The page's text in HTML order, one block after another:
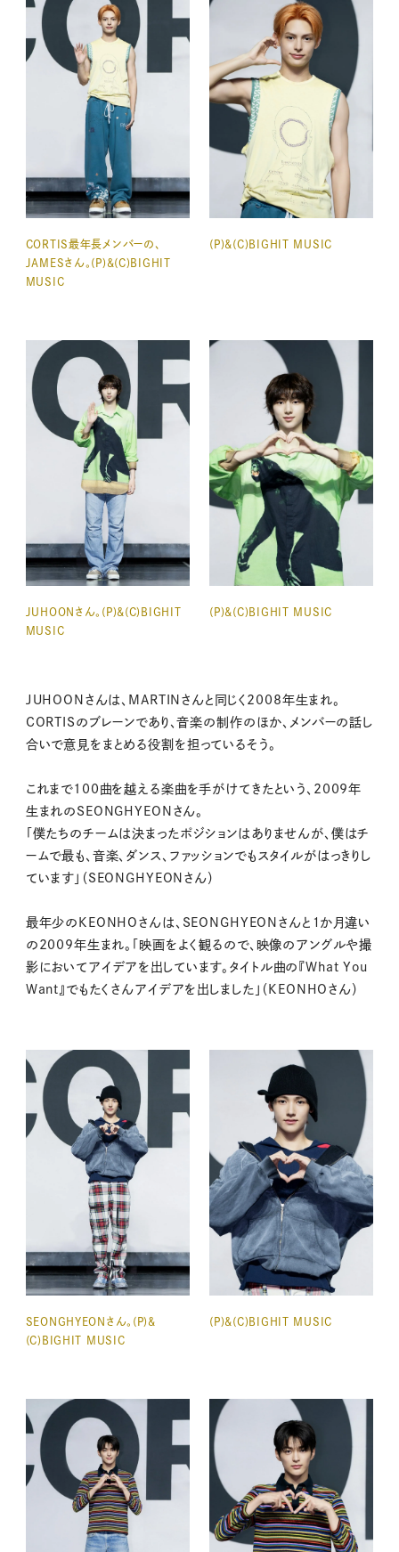
CORTIS最年長メンバーの、
JAMESさん。(P)&(C)BIGHIT
MUSIC
(P)&(C)BIGHIT MUSIC
JUHOONさん。(P)&(C)BIGHIT
MUSIC
(P)&(C)BIGHIT MUSIC
JUHOONさんは、MARTINさんと同じく2008年生まれ。
CORTISのブレーンであり、音楽の制作のほか、メンバーの話し
合いで意見をまとめる役割を担っているそう。
これまで100曲を越える楽曲を手がけてきたという、2009年
生まれのSEONGHYEONさん。
「僕たちのチームは決まったポジションはありませんが、僕はチ
ームで最も、音楽、ダンス、ファッションでもスタイルがはっきりし
ています」（SEONGHYEONさん）
最年少のKEONHOさんは、SEONGHYEONさんと１か月違い
の2009年生まれ。「映画をよく観るので、映像のアングルや撮
影においてアイデアを出しています。タイトル曲の『What You
Want』でもたくさんアイデアを出しました」（KEONHOさん）
SEONGHYEONさん。(P)&
(C)BIGHIT MUSIC
(P)&(C)BIGHIT MUSIC